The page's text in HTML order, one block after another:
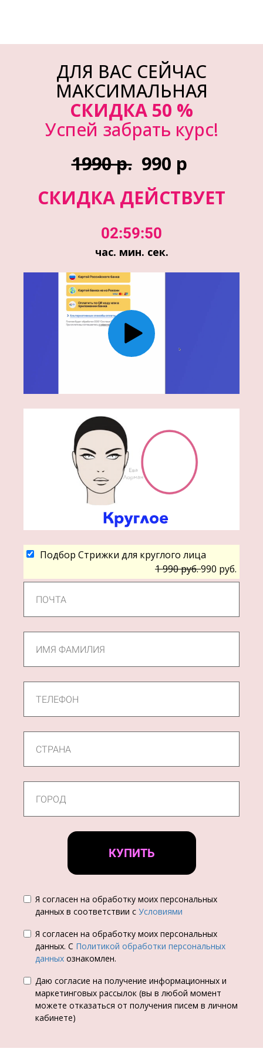
ДЛЯ ВАС СЕЙЧАС
МАКСИМАЛЬНАЯ
СКИДКА 50 %
Успей забрать курс!
1990 р.990 р
СКИДКА ДЕЙСТВУЕТ
02:59:50
час. мин. сек.
Подбор Стрижки для круглого лица
1 990 руб.990 руб.
КУПИТЬ
Я согласен на обработку моих персональных
данных в соответствии с Условиями
Я согласен на обработку моих персональных
данных. С Политикой обработки персональных
данных ознакомлен.
Даю согласие на получение информационных и
маркетинговых рассылок (вы в любой момент
можете отказаться от получения писем в личном
кабинете)